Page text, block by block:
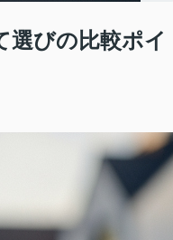
選びの比較ポイ